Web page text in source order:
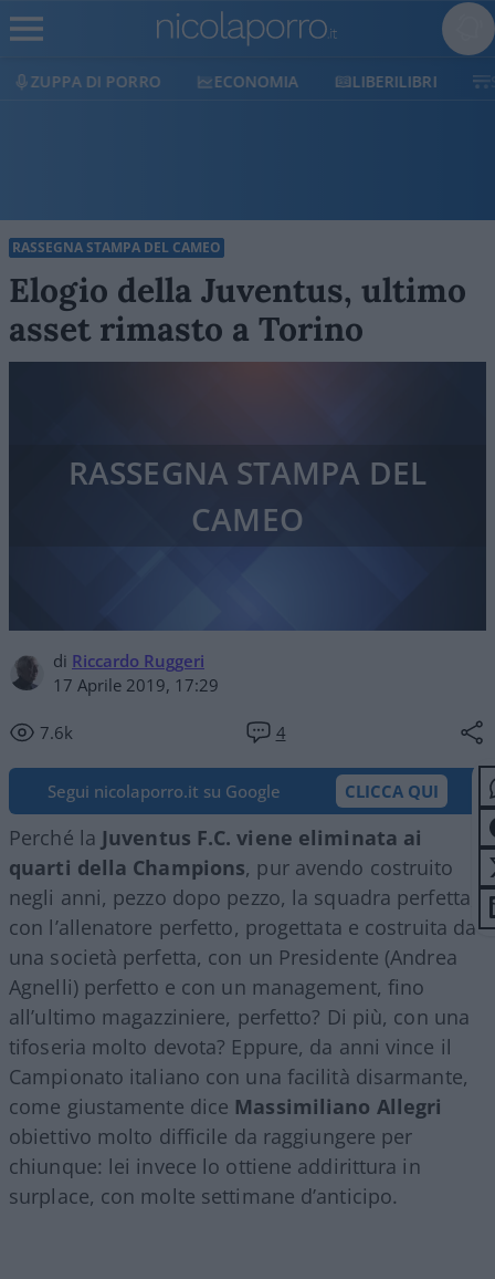
ECONOMIA LIBERILIBRI SHOP SOSTIENICI
RASSEGNA STAMPA DEL CAMEO
Elogio della Juventus, ultimo
asset rimasto a Torino
di Riccardo Ruggeri
17 Aprile 2019, 17:29
7.6k 4
RASSEGNA STAMPA DEL
CAMEO
Segui nicolaporro.it su Google CLICCA QUI
Perché la Juventus F.C. viene eliminata ai
quarti della Champions, pur avendo costruito
negli anni, pezzo dopo pezzo, la squadra perfetta,
con l’allenatore perfetto, progettata e costruita da
una società perfetta, con un Presidente (Andrea
Agnelli) perfetto e con un management, fino
all’ultimo magazziniere, perfetto? Di più, con una
tifoseria molto devota? Eppure, da anni vince il
Campionato italiano con una facilità disarmante,
come giustamente dice Massimiliano Allegri
obiettivo molto difficile da raggiungere per
chiunque: lei invece lo ottiene addirittura in
surplace, con molte settimane d’anticipo.